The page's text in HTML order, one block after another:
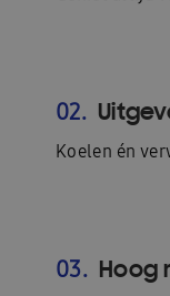
02.
Koelen én
03. Hoog